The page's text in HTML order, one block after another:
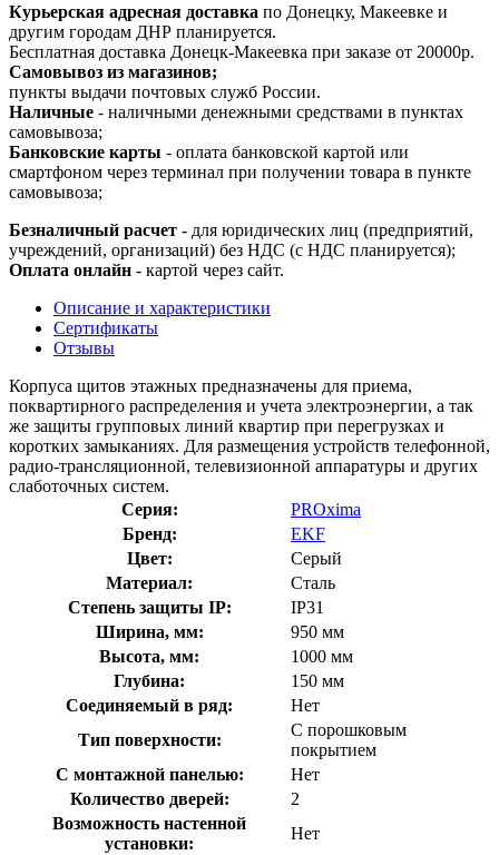
Курьерская адресная доставка по Донецку, Макеевке и
другим городам ДНР планируется.
Бесплатная доставка Донецк-Макеевка при заказе от 20000р.
Самовывоз из магазинов;
пункты выдачи почтовых служб России.
Наличные - наличными денежными средствами в пунктах
самовывоза;
Банковские карты - оплата банковской картой или
смартфоном через терминал при получении товара в пункте
самовывоза;
Безналичный расчет - для юридических лиц (предприятий,
учреждений, организаций) без НДС (с НДС планируется);
Оплата онлайн - картой через сайт.
Описание и характеристики
Сертификаты
Отзывы
Корпуса щитов этажных предназначены для приема,
поквартирного распределения и учета электроэнергии, а так
же защиты групповых линий квартир при перегрузках и
коротких замыканиях. Для размещения устройств телефонной,
радио-трансляционной, телевизионной аппаратуры и других
слаботочных систем.
Серия:
PROxima
Бренд:
EKF
Цвет:
Серый
Материал:
Сталь
Степень защиты IP:
IP31
Ширина, мм:
950 мм
Высота, мм:
1000 мм
Глубина:
150 мм
Соединяемый в ряд:
Нет
Тип поверхности:
С порошковым
покрытием
С монтажной панелью:
Нет
Количество дверей:
2
Возможность настенной
установки:
Нет